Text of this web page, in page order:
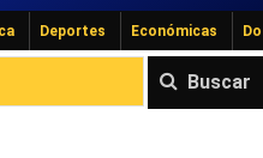
Deportes Económicas
Buscar